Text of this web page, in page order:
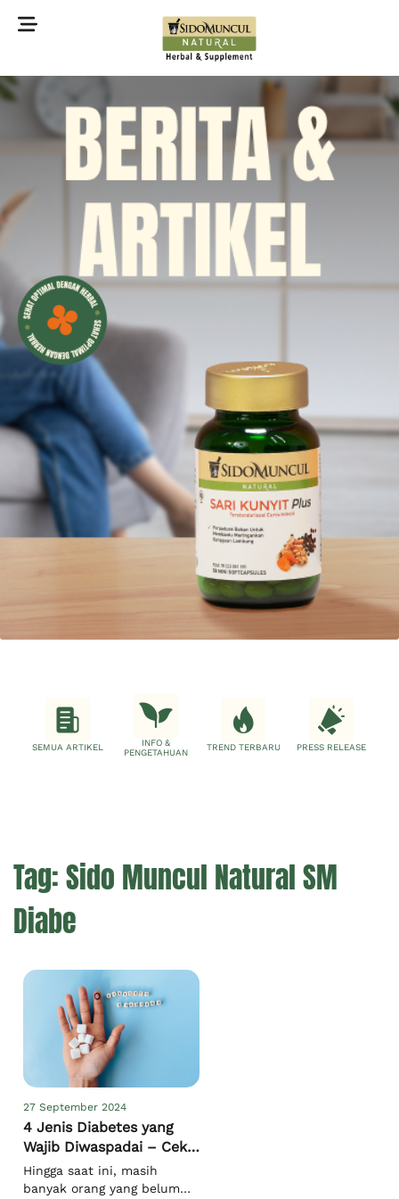
©2022 Sidomuncul Natural All right reserved
SEMUA ARTIKEL
INFO &
PENGETAHUAN
TREND TERBARU PRESS RELEASE
Tag:Sido Muncul Natural SM
Diabe
27 September 2024
4 Jenis Diabetes yang
Wajib Diwaspadai – Cek
Gejalanya!
Hingga saat ini, masih
banyak orang yang belum